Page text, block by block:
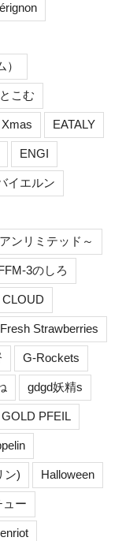
こむ
EATALY
ENGI
イエルン
ンリミテッド～
3のしろ
CLOUD
Fresh Strawberries
G-Rockets
gdgd妖精s
GOLD PFEIL
ン) Halloween
ュー